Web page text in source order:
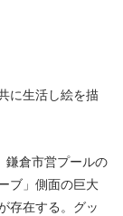
に生活し絵を描
鎌倉市営プールの
ブ」側面の巨大
存在する。グッ